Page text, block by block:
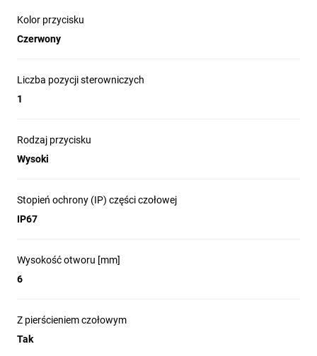
Kolor przycisku
Czerwony
Liczba pozycji sterowniczych
1
Rodzaj przycisku
Wysoki
Stopień ochrony (IP) części czołowej
IP67
Wysokość otworu [mm]
6
Z pierścieniem czołowym
Tak